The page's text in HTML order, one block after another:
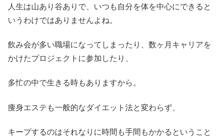
人生は山あり谷ありで、いつも自分を体を中心にできると
いうわけではありませんよね。
飲み会が多い職場になってしまったり、数ヶ月キャリアを
かけたプロジェクトに参加したり、
多忙の中で生きる時もありますから。
痩身エステも一般的なダイエット法と変わらず、
キープするのはそれなりに時間も手間もかかるということ